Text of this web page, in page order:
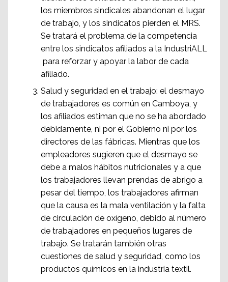
los miembros sindicales abandonan el lugar
de trabajo, y los sindicatos pierden el MRS.
Se tratará el problema de la competencia
entre los sindicatos afiliados a la IndustriALL
para reforzar y apoyar la labor de cada
afiliado.
Salud y seguridad en el trabajo: el desmayo
de trabajadores es común en Camboya, y
los afiliados estiman que no se ha abordado
debidamente, ni por el Gobierno ni por los
directores de las fábricas. Mientras que los
empleadores sugieren que el desmayo se
debe a malos hábitos nutricionales y a que
los trabajadores llevan prendas de abrigo a
pesar del tiempo, los trabajadores afirman
que la causa es la mala ventilación y la falta
de circulación de oxígeno, debido al número
de trabajadores en pequeños lugares de
trabajo. Se tratarán también otras
cuestiones de salud y seguridad, como los
productos químicos en la industria textil.